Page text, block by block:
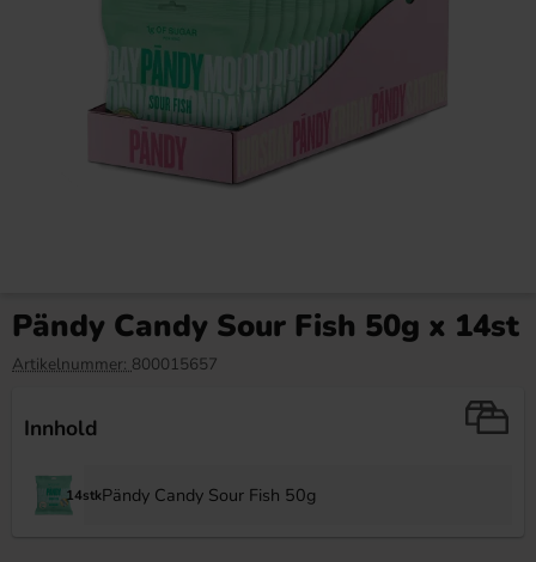
649.90 kr 79.90 kr
Pändy Candy Sour Fish 50g x 14st
Artikelnummer: 800015657
Innhold
14stkPändy Candy Sour Fish 50g